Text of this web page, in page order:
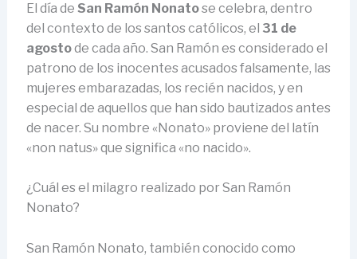
El día de San Ramón Nonatose celebra, dentro
del contexto de los santos católicos, el 31 de
agostode cada año. San Ramón es considerado el
patrono de los inocentes acusados falsamente, las
mujeres embarazadas, los recién nacidos, y en
especial de aquellos que han sido bautizados antes
de nacer. Su nombre «Nonato» proviene del latín
«non natus» que significa «no nacido».
¿Cuál es el milagro realizado por San Ramón
Nonato?
San Ramón Nonato, también conocido como